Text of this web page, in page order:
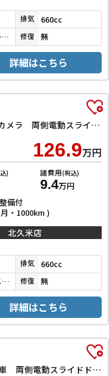
排気 660cc
デニムブルーメタリック／ガンメタリック 修復 無
詳細はこちら
ハイブリッドXZ ターボ ETC 全周囲カメラ 両側電動スライドドア ナビ クリアランスソナー オートクルーズコントロール レーンアシスト 衝突被害軽減システム オートライト スマートキー
126.9万円
) 諸費用(税込)
9.4万円
備付
・1000km )
北久米店
排気 660cc
オフブルーメタリックガンメタリック２ＴＲ 修復 無
詳細はこちら
ハイブリッドXZ 届出済未使用車 禁煙車 両側電動スライドドア クリアランスソナー スマートキー アイドリングストップ 電動格納ミラー シートヒーター ベンチシート CVT ESC オットマン ルーフレール